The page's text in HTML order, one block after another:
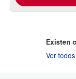
Existen
Ver